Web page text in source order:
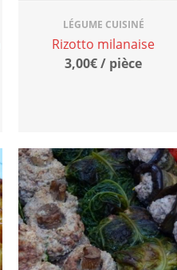
LÉGUME CUISINÉ
Rizotto milanaise
3,00€ / pièce